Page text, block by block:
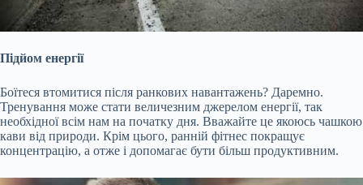
Підйом енергії
Боїтеся втомитися після ранкових навантажень? Даремно.
Тренування може стати величезним джерелом енергії, так
необхідної всім нам на початку дня. Вважайте це якоюсь чашкою
кави від природи. Крім цього, ранній фітнес покращує
концентрацію, а отже і допомагає бути більш продуктивним.